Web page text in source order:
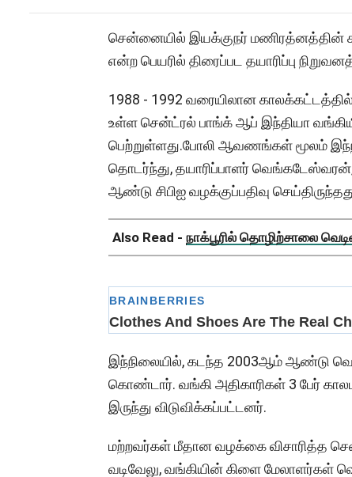
சென்னையில் இயக்குநர் மணிரத்னத்தின்
என்ற பெயரில் திரைப்பட தயாரிப்பு
1988 - 1992 வரையிலான காலக்கட்டத்தில்
உள்ள சென்ட்ரல் பாங்க் ஆப் இந்தியா
பெற்றுள்ளது.போலி ஆவணங்கள் மூலம்
தொடர்ந்து, தயாரிப்பாளர்
ஆண்டு சிபிஐ வழக்குப்பதிவு
Also Read - நாக்பூரில் தொழிற்சாலை
இந்நிலையில், கடந்த 2003ஆம் ஆண்டு
கொண்டார். வங்கி அதிகாரிகள் 3 பேர்
இருந்து விடுவிக்கப்பட்டனர்.
மற்றவர்கள் மீதான வழக்கை விசாரித்த
வடிவேலு, வங்கியின் கிளை மேலாளர்கள்